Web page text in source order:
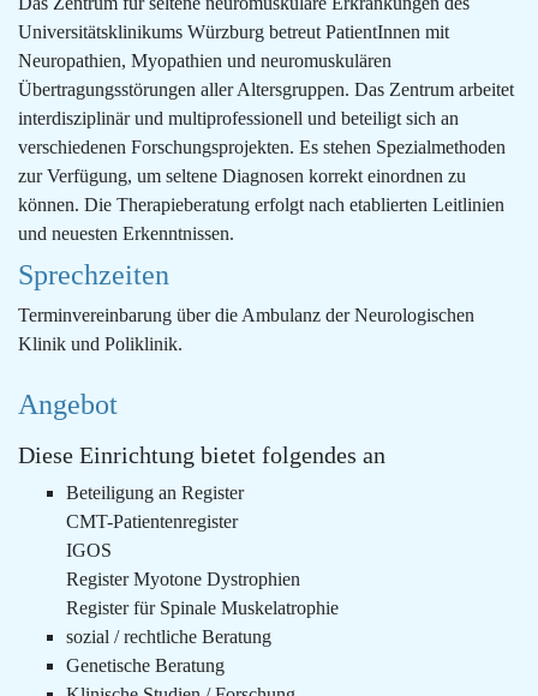
Universitätsklinikums Würzburg betreut PatientInnen mit
Neuropathien, Myopathien und neuromuskulären
Übertragungsstörungen aller Altersgruppen. Das Zentrum arbeitet
interdisziplinär und multiprofessionell und beteiligt sich an
verschiedenen Forschungsprojekten. Es stehen Spezialmethoden
zur Verfügung, um seltene Diagnosen korrekt einordnen zu
können. Die Therapieberatung erfolgt nach etablierten Leitlinien
und neuesten Erkenntnissen.
Sprechzeiten
Terminvereinbarung über die Ambulanz der Neurologischen
Klinik und Poliklinik.
Angebot
Diese Einrichtung bietet folgendes an
Beteiligung an Register
CMT-Patientenregister
IGOS
Register Myotone Dystrophien
Register für Spinale Muskelatrophie
sozial / rechtliche Beratung
Genetische Beratung